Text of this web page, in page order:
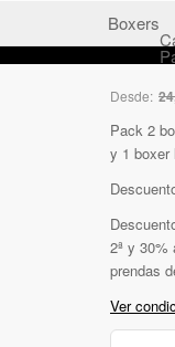
Boxers
Desde:
Pack 2
y 1 boxer
2ª y 30%
prendas
Ver